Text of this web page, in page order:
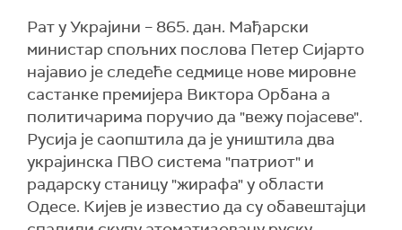
Рат у Украјини – 865. дан. Мађарски
министар спољних послова Петер Сијарто
најавио је следеће седмице нове мировне
састанке премијера Виктора Орбана а
политичарима поручио да "вежу појасеве".
Русија је саопштила да је уништила два
украјинска ПВО система "патриот" и
радарску станицу "жирафа" у области
Одесе. Кијев је известио да су обавештајци